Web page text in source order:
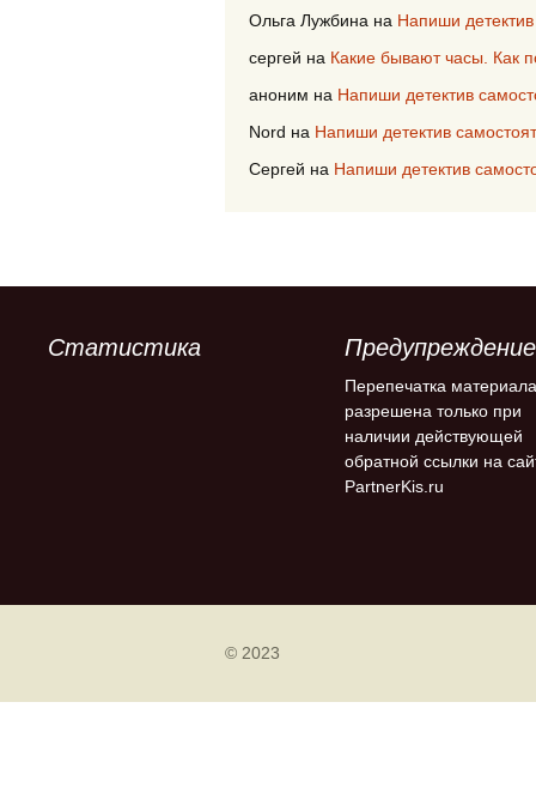
Ольга Лужбина на Напиши
сергей на Какие бывают часы. Как
аноним на Напиши детектив
Nord на Напиши детектив
Сергей на Напиши детектив
Статистика Предупреждение
Перепечатка материала
разрешена только при
наличии действующей
обратной ссылки на
PartnerKis.ru
© 2023